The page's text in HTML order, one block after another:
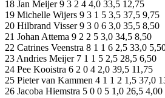
18 Jan Meijer 9 3 2 4 4,0 33,5 12,75
19 Michelle Wijers 9 3 1 5 3,5 37,5 9,75
20 Hilbrand Visser 9 3 0 6 3,0 35,5 8,50
21 Johan Attema 9 2 2 5 3,0 34,5 8,50
22 Catrines Veenstra 8 1 1 6 2,5 33,0
23 Andries Meijer 7 1 1 5 2,5 28,5 6,50
24 Pee Kooistra 6 2 0 4 2,0 39,5 11,75
25 Pieter van Kammen 4 1 1 2 1,5 37,0
26 Jacoba Hiemstra 5 0 0 5 1,0 26,5 4,00